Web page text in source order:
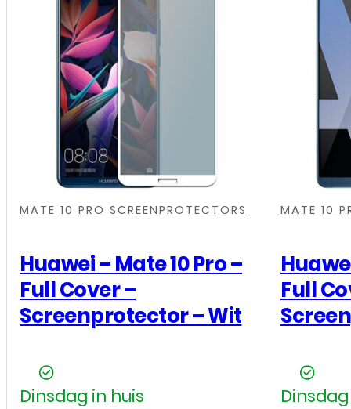
-
Full
Cover
-
Screenprotector
-
aantal
MATE 10 PRO SCREENPROTECTORS
Huawei – Mate 10 Pro –
Full Cover –
Screenprotector – Wit
Dinsdag in huis
MATE 10
Full